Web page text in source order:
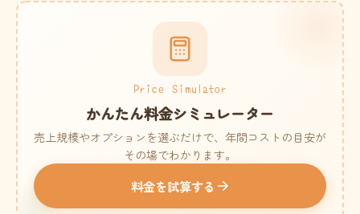
Price Simulator
かんたん料金シミュレーター
売上規模やオプションを選ぶだけで、年間コストの目安が
その場でわかります。
料金を試算する